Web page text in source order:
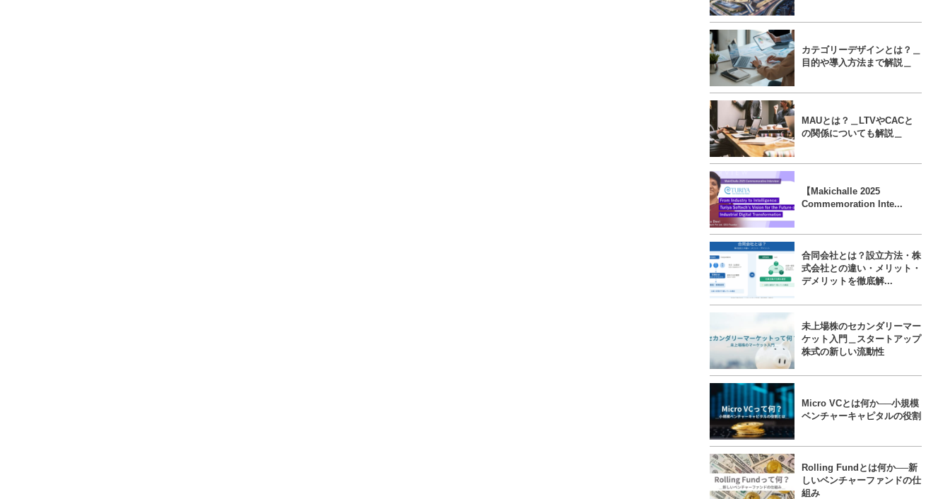
カテゴリーデザインとは？＿
目的や導入方法まで解説＿
MAUとは？＿LTVやCACと
の関係についても解説＿
【Makichalle 2025
Commemoration Inte...
合同会社とは？設立方法・株
式会社との違い・メリット・
デメリットを徹底解...
未上場株のセカンダリーマー
ケット入門＿スタートアップ
株式の新しい流動性
Micro VCとは何か──小規模
ベンチャーキャピタルの役割
Rolling Fundとは何か──新
しいベンチャーファンドの仕
組み